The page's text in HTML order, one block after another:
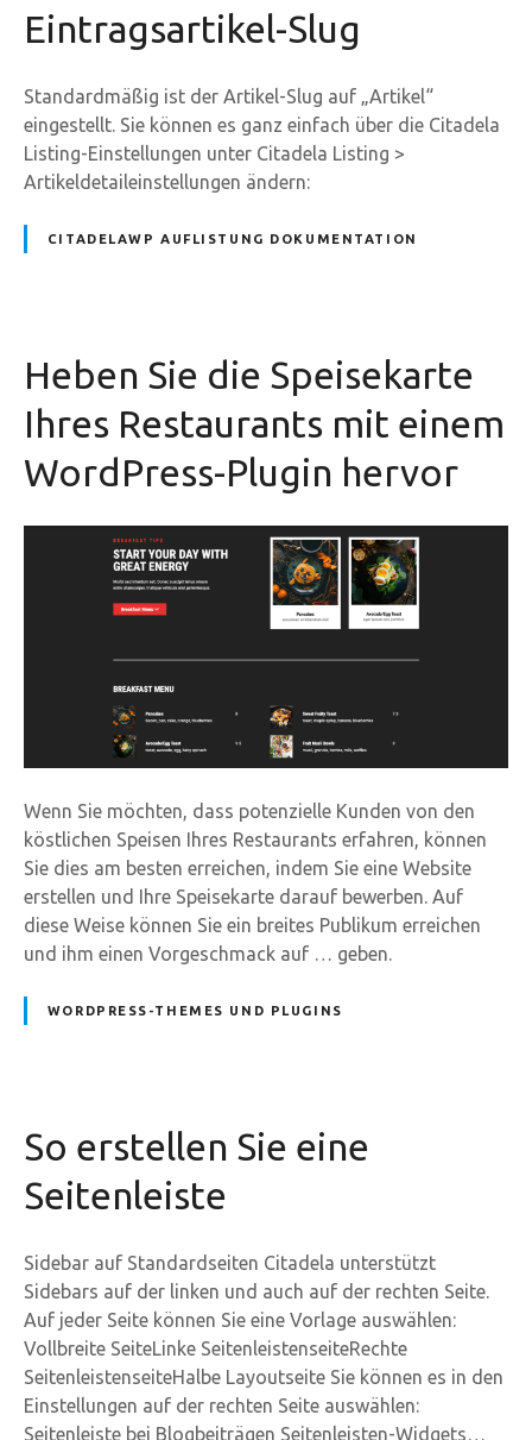
Eintragsartikel-Slug
Standardmäßig ist der Artikel-Slug auf „Artikel“
eingestellt. Sie können es ganz einfach über die Citadela
Listing-Einstellungen unter Citadela Listing >
Artikeldetaileinstellungen ändern:
CITADELAWP AUFLISTUNG DOKUMENTATION
Heben Sie die Speisekarte
Ihres Restaurants mit einem
WordPress-Plugin hervor
Wenn Sie möchten, dass potenzielle Kunden von den
köstlichen Speisen Ihres Restaurants erfahren, können
Sie dies am besten erreichen, indem Sie eine Website
erstellen und Ihre Speisekarte darauf bewerben. Auf
diese Weise können Sie ein breites Publikum erreichen
und ihm einen Vorgeschmack auf … geben.
WORDPRESS-THEMES UND PLUGINS
So erstellen Sie eine
Seitenleiste
Sidebar auf Standardseiten Citadela unterstützt
Sidebars auf der linken und auch auf der rechten Seite.
Auf jeder Seite können Sie eine Vorlage auswählen:
Vollbreite SeiteLinke SeitenleistenseiteRechte
SeitenleistenseiteHalbe Layoutseite Sie können es in den
Einstellungen auf der rechten Seite auswählen:
Seitenleiste bei Blogbeiträgen Seitenleisten-Widgets…